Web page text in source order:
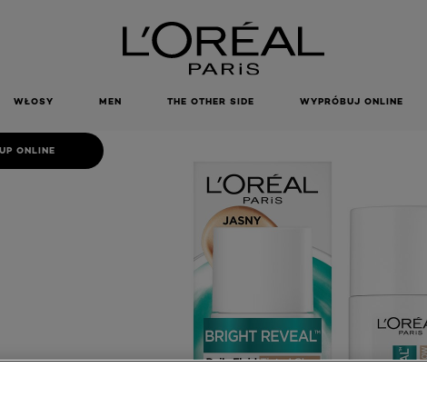
WŁOSY MEN THE OTHER SIDE WYPRÓBUJ ONLINE
ODCIEŃ
ONLINE